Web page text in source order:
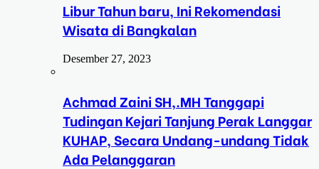
Libur Tahun baru, Ini Rekomendasi
Wisata di Bangkalan
Desember 27, 2023
Achmad Zaini SH,.MH Tanggapi
Tudingan Kejari Tanjung Perak Langgar
KUHAP, Secara Undang-undang Tidak
Ada Pelanggaran